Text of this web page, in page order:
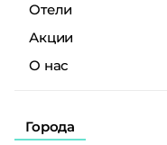
Отели
Акции
О нас
Города